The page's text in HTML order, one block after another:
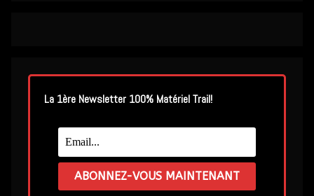
La 1ère Newsletter 100% Matériel Trail!